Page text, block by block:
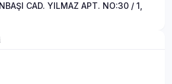
CAD. YILMAZ APT. NO:30 / 1,